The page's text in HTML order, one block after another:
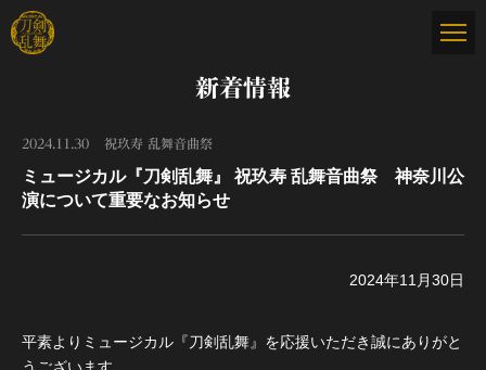
新着情報
2024.11.30 祝玖寿 乱舞音曲祭
ミュージカル『刀剣乱舞』 祝玖寿 乱舞音曲祭 神奈川公
演について重要なお知らせ
2024年11月30日
平素よりミュージカル『刀剣乱舞』を応援いただき誠にありがと
うございます。